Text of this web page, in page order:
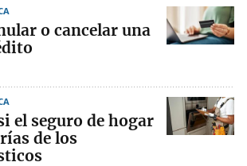
o cancelar una
el seguro de hogar
de los